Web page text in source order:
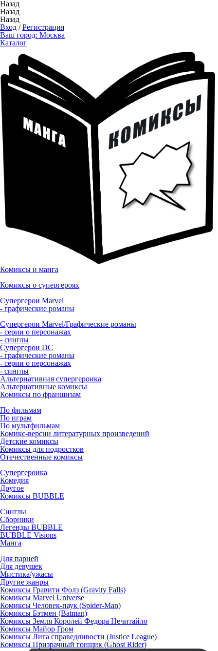
Назад
Назад
Назад
Вход /Регистрация
Ваш город: Москва
Каталог
Комиксы и манга
Комиксы о супергероях
Супергерои Marvel
- графические романы
Супергерои Marvel/Графические романы
- серии о персонажах
- синглы
Супергерои DC
- графические романы
- серии о персонажах
- синглы
Альтернативная супергероика
Альтернативные комиксы
Комиксы по франшизам
По фильмам
По играм
По мультфильмам
Комикс-версии литературных произведений
Детские комиксы
Комиксы для подростков
Отечественные комиксы
Супергероика
Комедия
Другое
Комиксы BUBBLE
Синглы
Сборники
Легенды BUBBLE
BUBBLE Visions
Манга
Для парней
Для девушек
Мистика/ужасы
Другие жанры
Комиксы Гравити Фолз (Gravity Falls)
Комиксы Marvel Universe
Комиксы Человек-паук (Spider-Man)
Комиксы Бэтмен (Batman)
Комиксы Земля Королей Федора Нечитайло
Комиксы Майор Гром
Комиксы Лига справедливости (Justice League)
Комиксы Призрачный гонщик (Ghost Rider)